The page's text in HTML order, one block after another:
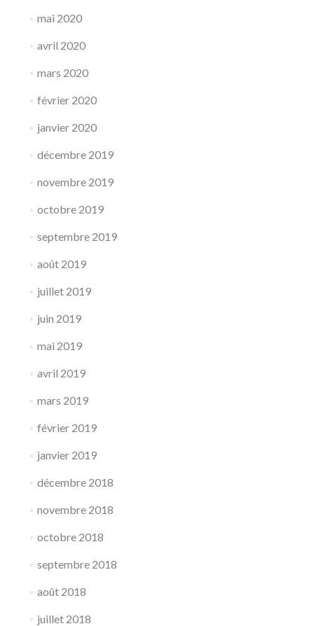
mai 2020
avril 2020
mars 2020
février 2020
janvier 2020
décembre 2019
novembre 2019
octobre 2019
septembre 2019
août 2019
juillet 2019
juin 2019
mai 2019
avril 2019
mars 2019
février 2019
janvier 2019
décembre 2018
novembre 2018
octobre 2018
septembre 2018
août 2018
juillet 2018